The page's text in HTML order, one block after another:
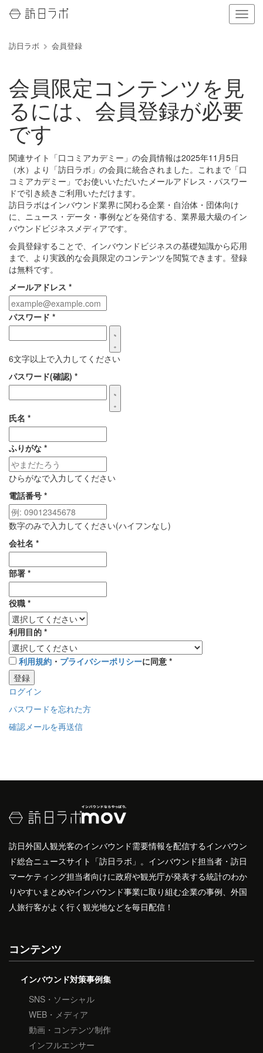
ナ
ビ
の
表
替
え
訪日ラボ 会員登録
会員限定コンテンツを見
るには、会員登録が必要
です
関連サイト「口コミアカデミー」の会員情報は2025年11月5日
（水）より「訪日ラボ」の会員に統合されました。これまで「口
コミアカデミー」でお使いいただいたメールアドレス・パスワー
ドで引き続きご利用いただけます。
訪日ラボはインバウンド業界に関わる企業・自治体・団体向け
に、ニュース・データ・事例などを発信する、業界最大級のイン
バウンドビジネスメディアです。
会員登録することで、インバウンドビジネスの基礎知識から応用
まで、より実践的な会員限定のコンテンツを閲覧できます。登録
は無料です。
メールアドレス *
パスワード *
6文字以上で入力してください
パスワード(確認) *
氏名 *
ふりがな *
ひらがなで入力してください
電話番号 *
数字のみで入力してください(ハイフンなし)
会社名 *
部署 *
役職 *
利用目的 *
利用規約 ・ プライバシーポリシーに同意 *
登録
ログイン
パスワードを忘れた方
確認メールを再送信
訪日外国人観光客のインバウンド需要情報を配信するインバウン
ド総合ニュースサイト「訪日ラボ」。インバウンド担当者・訪日
マーケティング担当者向けに政府や観光庁が発表する統計のわか
りやすいまとめやインバウンド事業に取り組む企業の事例、外国
人旅行客がよく行く観光地などを毎日配信！
コンテンツ
インバウンド対策事例集
SNS・ソーシャル
WEB・メディア
動画・コンテンツ制作
インフルエンサー